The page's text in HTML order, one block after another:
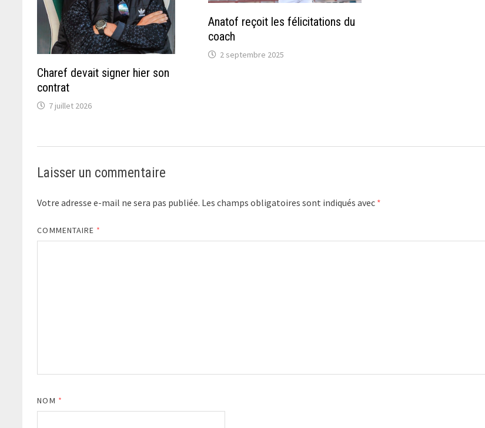
Charef devait signer hier son
contrat
7 juillet 2026
Anatof reçoit les félicitations du
coach
2 septembre 2025
Laisser un commentaire
Votre adresse e-mail ne sera pas publiée. Les champs obligatoires sont indiqués avec *
COMMENTAIRE *
NOM *